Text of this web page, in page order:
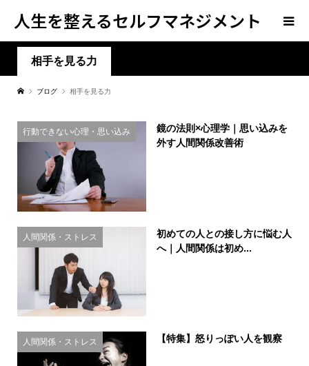
人生を整えるセルフマネジメント
相手を見る力
ブログ 相手を見る力
行動できない心理・思い込み
鏡の法則×心理学｜思い込みを
外す人間関係改善術
人間関係・ストレス
初めての人との接し方に悩む人
へ｜人間関係は初め...
人間関係・ストレス 【特集】怒りっぽい人を観察